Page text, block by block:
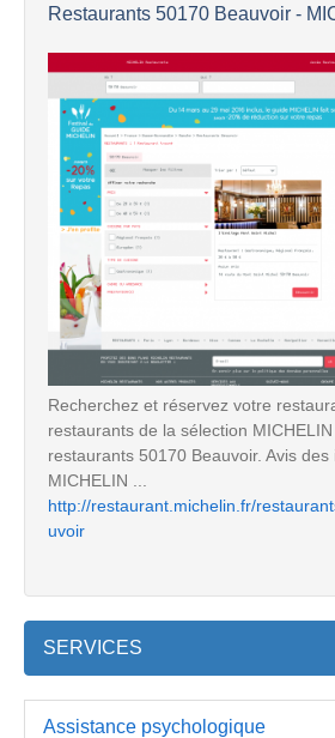
Restaurants 50170 Beauvoir -
Recherchez et réservez votre
restaurants de la sélection
restaurants 50170 Beauvoir. Avis des
MICHELIN ...
http://restaurant.michelin.fr/
uvoir
SERVICES
Assistance psychologique